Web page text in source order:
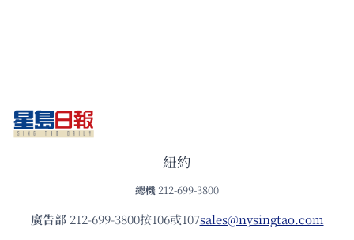
紐約
總機 212-699-3800
廣告部212-699-3800按106或107sales@nysingtao.com